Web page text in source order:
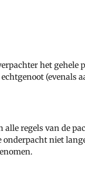
het gehele
(evenals
regels van de
niet